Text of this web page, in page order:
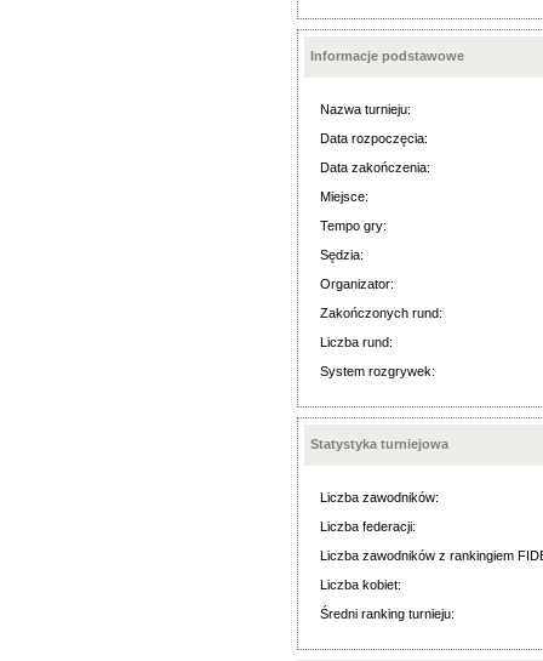
Informacje podstawowe
Nazwa turnieju:
Data rozpoczęcia:
Data zakończenia:
Miejsce:
Tempo gry:
Sędzia:
Organizator:
Zakończonych rund:
Liczba rund:
System rozgrywek:
Statystyka turniejowa
Liczba zawodników:
Liczba federacji:
Liczba zawodników z rankingiem
Liczba kobiet:
Średni ranking turnieju: